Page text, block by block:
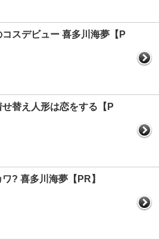
コスデビュー 喜多川海夢【P
せ替え人形は恋をする【P
? 喜多川海夢【PR】